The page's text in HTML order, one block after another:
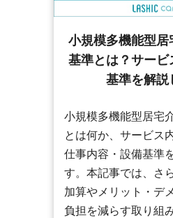
小規模多機能型居
基準とは？サービ
基準を解説
小規模多機能型居宅
とは何か、サービス
仕事内容・設備基準
す。本記事では、さ
加算やメリット・デ
負担を減らす取り組